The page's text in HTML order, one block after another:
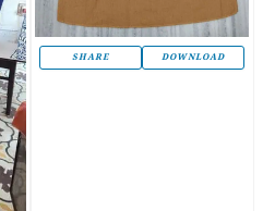
SHARE DOWNLOAD